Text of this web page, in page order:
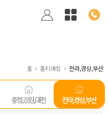
홈 홈티매칭 전라,경상,부산
충청,강원,대전 전라,경상,부산